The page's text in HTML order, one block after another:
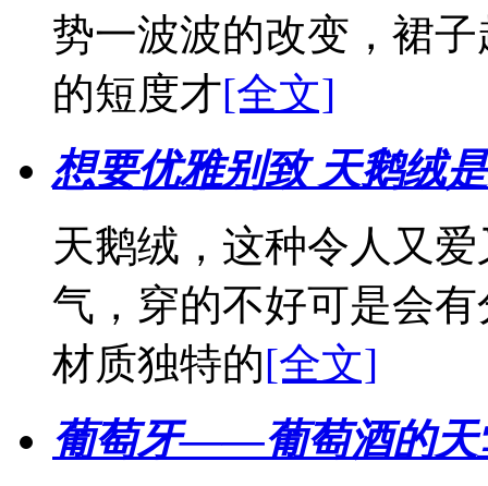
势一波波的改变，裙
的短度才[全文]
想要优雅别致 天鹅绒
天鹅绒，这种令人又
气，穿的不好可是会
材质独特的[全文]
葡萄牙——葡萄酒的天